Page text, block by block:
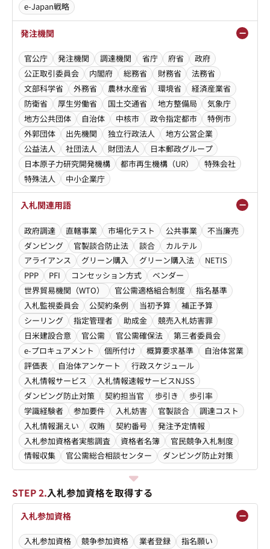
e-Japan戦略
発注機関
官公庁 発注機関 調達機関 省庁 府省
政府
公正取引委員会
内閣府 総務省 財務省
法務省
文部科学省
外務省 農林水産省 環境省
経済産業省
防衛省
厚生労働省 国土交通省 地方整備局
気象庁
地方公共団体
自治体 中核市 政令指定都市
特例市
外郭団体
出先機関 独立行政法人
地方公営企業
公益法人
社団法人 財団法人
日本郵政グループ
日本原子力研究開発機構
都市再生機構（UR）
特殊会社
特殊法人
中小企業庁
入札関連用語
政府調達 直轄事業 市場化テスト 公共事業
不当廉売
ダンピング
官製談合防止法 談合
カルテル
アライアンス
グリーン購入 グリーン購入法
NETIS
PPP
PFI コンセッション方式
ベンダー
世界貿易機関（WTO）
官公需適格組合制度
指名基準
入札監視委員会
公契約条例 当初予算
補正予算
シーリング
指定管理者 助成金
競売入札妨害罪
日米建設合意
官公需 官公需確保法
第三者委員会
e-プロキュアメント
個所付け 概算要求基準
自治体営業
評価表
自治体アンケート
行政スケジュール
入札情報サービス
入札情報速報サービスNJSS
ダンピング防止対策
契約担当官 歩引き
歩引率
学識経験者
参加要件 入札妨害 官製談合
調達コスト
入札情報漏えい
収賄 契約番号
発注予定情報
入札参加資格者実態調査
資格者名簿
官民競争入札制度
情報収集
官公需総合相談センター ダンピング防止対策
STEP 2.入札参加資格を取得する
入札参加資格
入札参加資格 競争参加資格 業者登録 指名願い